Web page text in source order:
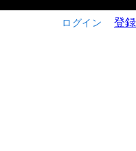
ログイン 登録